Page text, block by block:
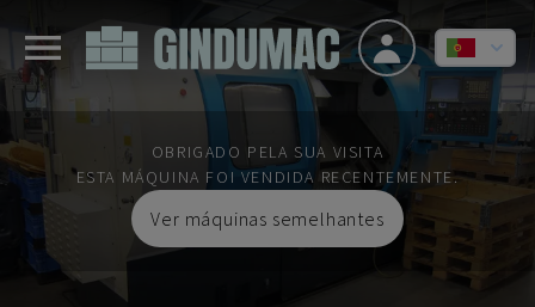
OBRIGADO PELA SUA VISITA
ESTA MÁQUINA FOI VENDIDA RECENTEMENTE.
Ver máquinas semelhantes